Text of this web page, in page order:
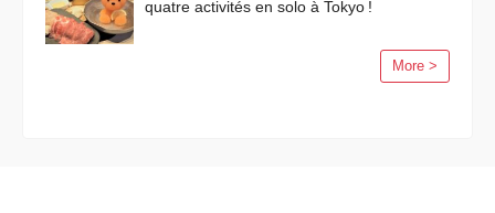
quatre activités en solo à Tokyo !
More >